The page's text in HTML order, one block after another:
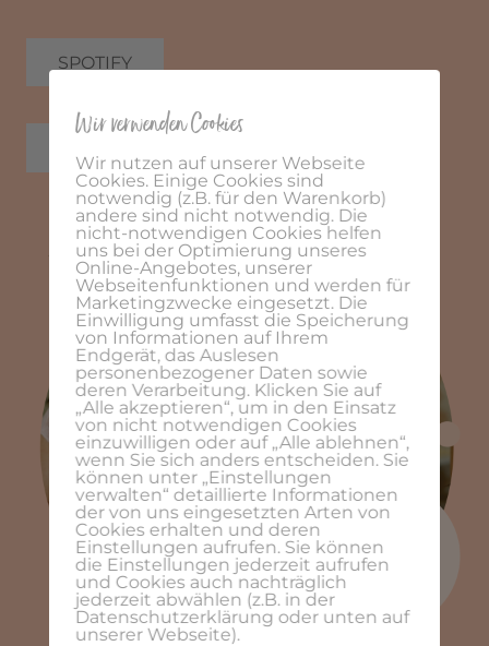
SPOTIFY
Wir verwenden Cookies
Wir nutzen auf unserer Webseite
Cookies. Einige Cookies sind
notwendig (z.B. für den Warenkorb)
andere sind nicht notwendig. Die
nicht-notwendigen Cookies helfen
uns bei der Optimierung unseres
Online-Angebotes, unserer
Webseitenfunktionen und werden für
Marketingzwecke eingesetzt. Die
Einwilligung umfasst die Speicherung
von Informationen auf Ihrem
Endgerät, das Auslesen
personenbezogener Daten sowie
deren Verarbeitung. Klicken Sie auf
„Alle akzeptieren“, um in den Einsatz
von nicht notwendigen Cookies
einzuwilligen oder auf „Alle ablehnen“,
wenn Sie sich anders entscheiden. Sie
können unter „Einstellungen
verwalten“ detaillierte Informationen
der von uns eingesetzten Arten von
Cookies erhalten und deren
Einstellungen aufrufen. Sie können
die Einstellungen jederzeit aufrufen
und Cookies auch nachträglich
jederzeit abwählen (z.B. in der
Datenschutzerklärung oder unten auf
unserer Webseite).